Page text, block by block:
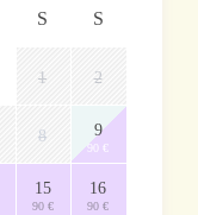
S S
1 2
8 9
90 €
15
90 €
16
90 €